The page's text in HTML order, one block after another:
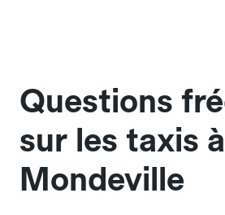
Questions
sur les taxis à
Mondeville